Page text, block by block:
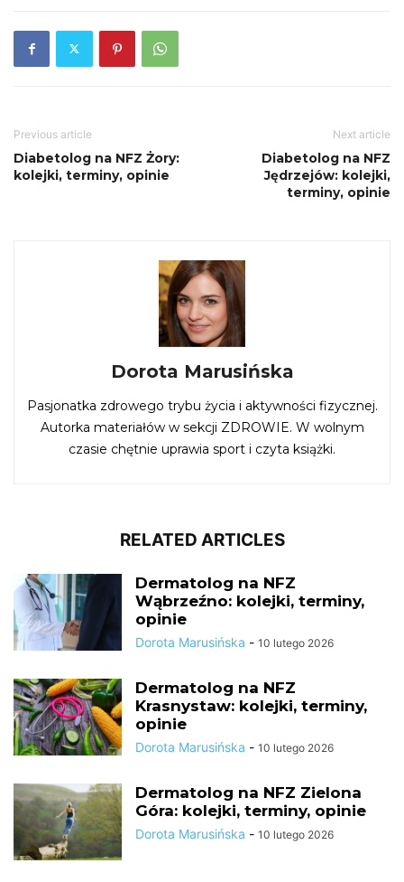
Previous article
Diabetolog na NFZ Żory:
kolejki, terminy, opinie
Next article
Diabetolog na NFZ
Jędrzejów: kolejki,
terminy, opinie
Dorota Marusińska
Pasjonatka zdrowego trybu życia i aktywności fizycznej.
Autorka materiałów w sekcji ZDROWIE. W wolnym
czasie chętnie uprawia sport i czyta książki.
RELATED ARTICLES
Dermatolog na NFZ
Wąbrzeźno: kolejki, terminy,
opinie
Dorota Marusińska - 10 lutego 2026
Dermatolog na NFZ
Krasnystaw: kolejki, terminy,
opinie
Dorota Marusińska - 10 lutego 2026
Dermatolog na NFZ Zielona
Góra: kolejki, terminy, opinie
Dorota Marusińska - 10 lutego 2026